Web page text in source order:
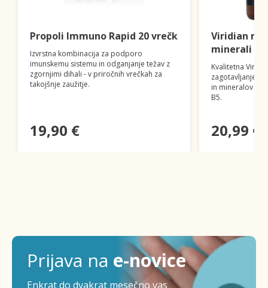
Propoli Immuno Rapid 20 vrečk
Izvrstna kombinacija za podporo
imunskemu sistemu in odganjanje težav z
zgornjimi dihali - v priročnih vrečkah za
takojšnje zaužitje.
19,90 €
Viridian
minerali z
Kvalitetna
zagotavljanje
in mineralov - z
B5.
20,99 €
Prijava na e-novice
Enkrat do dvakrat mesečno vas